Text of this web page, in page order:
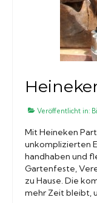
Veröffentlicht in:
Mit Heineken
unkomplizierten
handhaben und
Gartenfeste,
zu Hause. Die
mehr Zeit bleibt,